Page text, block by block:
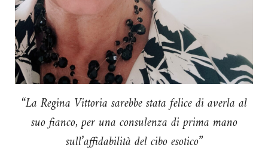
“La Regina Vittoria sarebbe stata felice di averla al
suo fianco, per una consulenza di prima mano
sull’affidabilità del cibo esotico”